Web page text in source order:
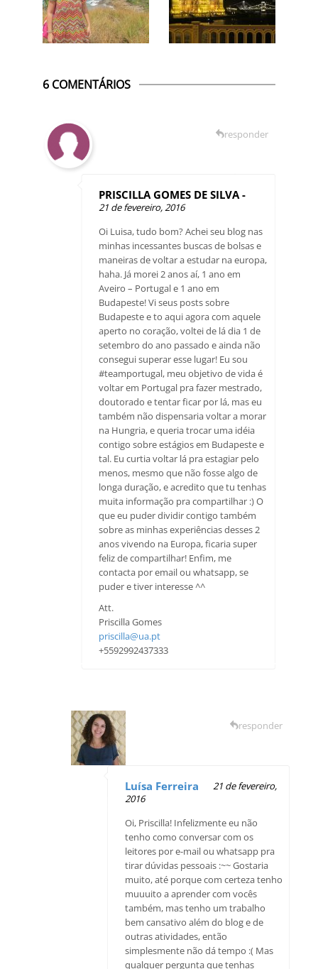
6 COMENTÁRIOS
PRISCILLA GOMES DE SILVA -
21 de fevereiro, 2016
Oi Luisa, tudo bom? Achei seu blog nas
minhas incessantes buscas de bolsas e
maneiras de voltar a estudar na europa,
haha. Já morei 2 anos aí, 1 ano em
Aveiro – Portugal e 1 ano em
Budapeste! Vi seus posts sobre
Budapeste e to aqui agora com aquele
aperto no coração, voltei de lá dia 1 de
setembro do ano passado e ainda não
consegui superar esse lugar! Eu sou
#teamportugal, meu objetivo de vida é
voltar em Portugal pra fazer mestrado,
doutorado e tentar ficar por lá, mas eu
também não dispensaria voltar a morar
na Hungria, e queria trocar uma idéia
contigo sobre estágios em Budapeste e
tal. Eu curtia voltar lá pra estagiar pelo
menos, mesmo que não fosse algo de
longa duração, e acredito que tu tenhas
muita informação pra compartilhar :) O
que eu puder dividir contigo também
sobre as minhas experiências desses 2
anos vivendo na Europa, ficaria super
feliz de compartilhar! Enfim, me
contacta por email ou whatsapp, se
puder e tiver interesse ^^
Att.
Priscilla Gomes
priscilla@ua.pt
+5592992437333
responder
Luísa Ferreira
21 de fevereiro,
2016
Oi, Priscilla! Infelizmente eu não
tenho como conversar com os
leitores por e-mail ou whatsapp pra
tirar dúvidas pessoais :~~ Gostaria
muito, até porque com certeza tenho
muuuito a aprender com vocês
também, mas tenho um trabalho
bem cansativo além do blog e de
outras atividades, então
simplesmente não dá tempo :( Mas
qualquer pergunta que tenhas
responder